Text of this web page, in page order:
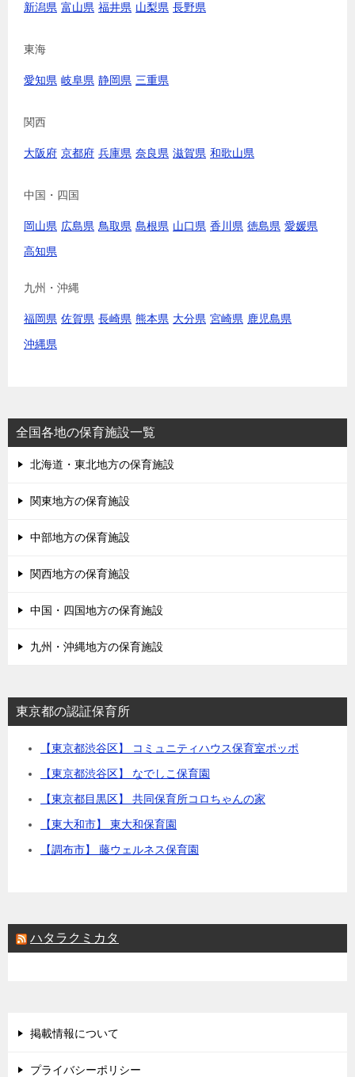
新潟県 富山県 福井県 山梨県 長野県
東海
愛知県 岐阜県 静岡県 三重県
関西
大阪府 京都府 兵庫県 奈良県 滋賀県 和歌山県
中国・四国
岡山県 広島県 鳥取県 島根県 山口県 香川県 徳島県 愛媛県
高知県
九州・沖縄
福岡県 佐賀県 長崎県 熊本県 大分県 宮崎県 鹿児島県
沖縄県
全国各地の保育施設一覧
北海道・東北地方の保育施設
関東地方の保育施設
中部地方の保育施設
関西地方の保育施設
中国・四国地方の保育施設
九州・沖縄地方の保育施設
東京都の認証保育所
【東京都渋谷区】 コミュニティハウス保育室ポッポ
【東京都渋谷区】 なでしこ保育園
【東京都目黒区】 共同保育所コロちゃんの家
【東大和市】 東大和保育園
【調布市】 藤ウェルネス保育園
ハタラクミカタ
掲載情報について
プライバシーポリシー